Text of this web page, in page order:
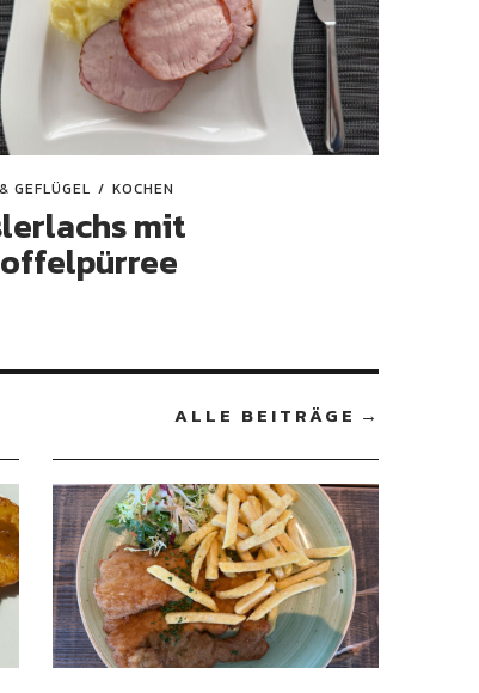
GEFLÜGEL KOCHEN
mit
ALLE BEITRÄGE